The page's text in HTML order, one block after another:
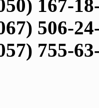
167-
506-
755-